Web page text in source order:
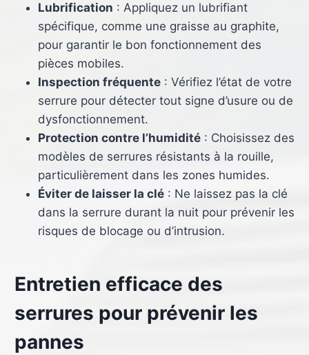
Lubrification : Appliquez un lubrifiant
spécifique, comme une graisse au graphite,
pour garantir le bon fonctionnement des
pièces mobiles.
Inspection fréquente: Vérifiez l’état de votre
serrure pour détecter tout signe d’usure ou de
dysfonctionnement.
Protection contre l’humidité: Choisissez des
modèles de serrures résistants à la rouille,
particulièrement dans les zones humides.
Éviter de laisser la clé: Ne laissez pas la clé
dans la serrure durant la nuit pour prévenir les
risques de blocage ou d’intrusion.
Entretien efficace des
serrures pour prévenir les
pannes